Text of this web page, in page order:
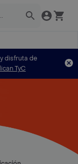
y disfruta de
TyC